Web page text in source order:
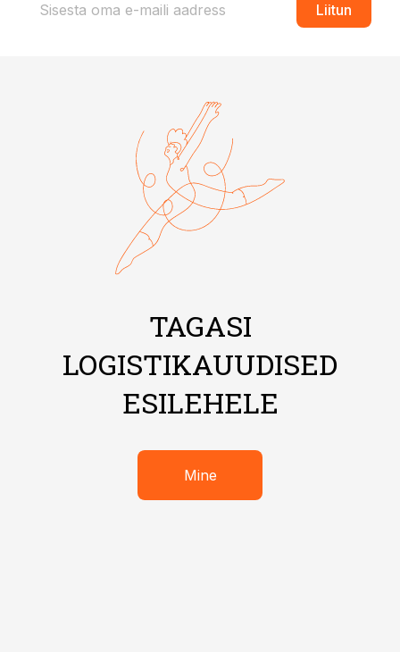
Liitun
TAGASI
LOGISTIKAUUDISED
ESILEHELE
Mine